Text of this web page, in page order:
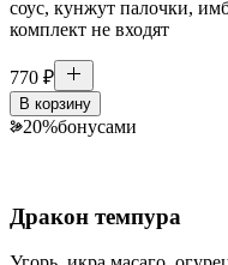
соус, кунжут палочки,
комплект не входят
770 ₽
В корзину
20%бонусами
Дракон темпура